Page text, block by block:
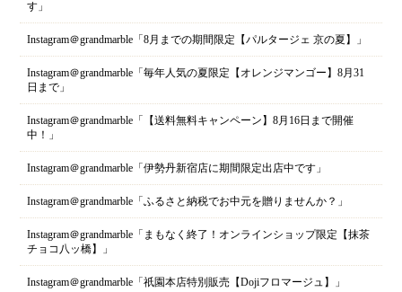
す」
Instagram＠grandmarble「8月までの期間限定【パルタージェ 京の夏】」
Instagram＠grandmarble「毎年人気の夏限定【オレンジマンゴー】8月31
日まで」
Instagram＠grandmarble「【送料無料キャンペーン】8月16日まで開催
中！」
Instagram＠grandmarble「伊勢丹新宿店に期間限定出店中です」
Instagram＠grandmarble「ふるさと納税でお中元を贈りませんか？」
Instagram＠grandmarble「まもなく終了！オンラインショップ限定【抹茶
チョコ八ッ橋】」
Instagram＠grandmarble「祇園本店特別販売【Dojiフロマージュ】」